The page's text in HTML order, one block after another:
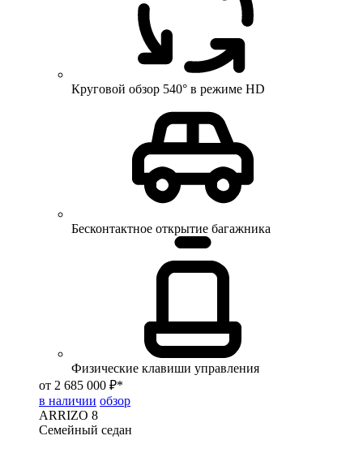
Круговой обзор 540° в режиме HD
Бесконтактное открытие багажника
Физические клавиши управления
от 2 685 000 ₽*
в наличии обзор
ARRIZO 8
Семейный седан